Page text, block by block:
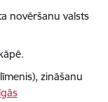
novēršanu valsts
zināšanu